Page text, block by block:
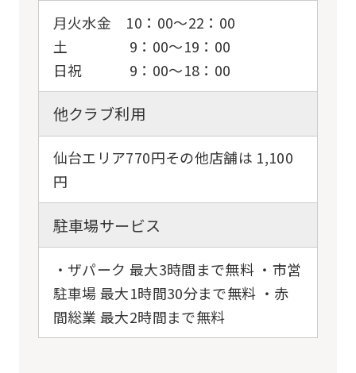
月火水金 10：00～22：00
土 9：00～19：00
日祝 9：00～18：00
他クラブ利用
仙台エリア770円その他店舗は 1,100
円
駐車場サービス
・ザパーク 最大3時間まで無料 ・市営
駐車場 最大1時間30分まで無料 ・赤
間総業 最大2時間まで無料